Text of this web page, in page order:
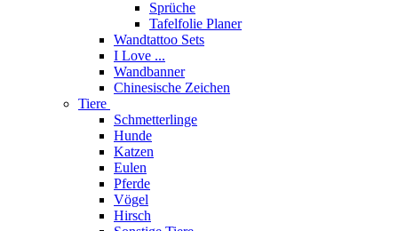
Sprüche
Tafelfolie Planer
Wandtattoo Sets
I Love ...
Wandbanner
Chinesische Zeichen
Tiere
Schmetterlinge
Hunde
Katzen
Eulen
Pferde
Vögel
Hirsch